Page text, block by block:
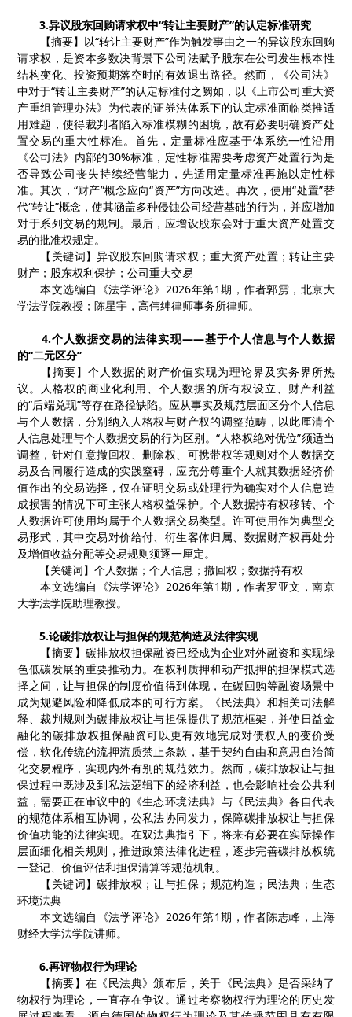
3.异议股东回购请求权中“转让主要财产”的认定标准研究
【摘要】 以“转让主要财产”作为触发事由之一的异议股东回购
请求权，是资本多数决背景下公司法赋予股东在公司发生根本性
结构变化、投资预期落空时的有效退出路径。然而，《公司法》
中对于“转让主要财产”的认定标准付之阙如，以《上市公司重大资
产重组管理办法》为代表的证券法体系下的认定标准面临类推适
用难题，使得裁判者陷入标准模糊的困境，故有必要明确资产处
置交易的重大性标准。首先，定量标准应基于体系统一性沿用
《公司法》内部的30%标准，定性标准需要考虑资产处置行为是
否导致公司丧失持续经营能力，先适用定量标准再施以定性标
准。其次， “财产”概念应向“资产”方向改造。再次，使用“处置”替
代“转让”概念，使其涵盖多种侵蚀公司经营基础的行为，并应增加
对于系列交易的规制。最后，应增设股东会对于重大资产处置交
易的批准权规定。
【 关键词】异议股东回购请求权 ；重大资产处置； 转让主要
财产 ； 股东权利保护 ；公司重大交易
本文选编自《法学评论》2026年第1期，作者郭雳，北京大
学法学院教授；陈星宇，高伟绅律师事务所律师。
4.个人数据交易的法律实现——基于个人信息与个人数据
的“二元区分”
【摘要】个人数据的财产价值实现为理论界及实务界所热
议。人格权的商业化利用、个人数据的所有权设立、财产利益
的“后端兑现”等存在路径缺陷。应从事实及规范层面区分个人信息
与个人数据，分别纳入人格权与财产权的调整范畴，以此厘清个
人信息处理与个人数据交易的行为区别。“人格权绝对优位”须适当
调整，针对任意撤回权、删除权、可携带权等规则对个人数据交
易及合同履行造成的实践窒碍，应充分尊重个人就其数据经济价
值作出的交易选择，仅在证明交易或处理行为确实对个人信息造
成损害的情况下可主张人格权益保护。个人数据持有权移转、个
人数据许可使用均属于个人数据交易类型。许可使用作为典型交
易形式，其中交易对价给付、衍生客体归属、数据财产权再处分
及增值收益分配等交易规则须逐一厘定。
【关键词】个人数据；个人信息；撤回权；数据持有权
本文选编自《法学评论》2026年第1期，作者罗亚文，南京
大学法学院助理教授。
5.论碳排放权让与担保的规范构造及法律实现
【摘要】 碳排放权担保融资已经成为企业对外融资和实现绿
色低碳发展的重要推动力。在权利质押和动产抵押的担保模式选
择之间，让与担保的制度价值得到体现，在碳回购等融资场景中
成为规避风险和降低成本的可行方案。《民法典》和相关司法解
释、裁判规则为碳排放权让与担保提供了规范框架，并使日益金
融化的碳排放权担保融资可以更有效地完成对债权人的变价受
偿，软化传统的流押流质禁止条款，基于契约自由和意思自治简
化交易程序，实现内外有别的规范效力。然而，碳排放权让与担
保过程中既涉及到私法逻辑下的经济利益，也会影响社会公共利
益，需要正在审议中的《生态环境法典》与《民法典》各自代表
的规范体系相互协调，公私法协同发力，保障碳排放权让与担保
价值功能的法律实现。在双法典指引下，将来有必要在实际操作
层面细化相关规则，推进政策法律化进程，逐步完善碳排放权统
一登记、价值评估和担保清算等规范机制。
【 关键词】碳排放权 ；让与担保 ； 规范构造 ； 民法典 ； 生态
环境法典
本文选编自《法学评论》2026年第1期，作者陈志峰，上海
财经大学法学院讲师。
6.再评物权行为理论
【摘要】 在《民法典》颁布后，关于《民法典》是否采纳了
物权行为理论，一直存在争议。通过考察物权行为理论的历史发